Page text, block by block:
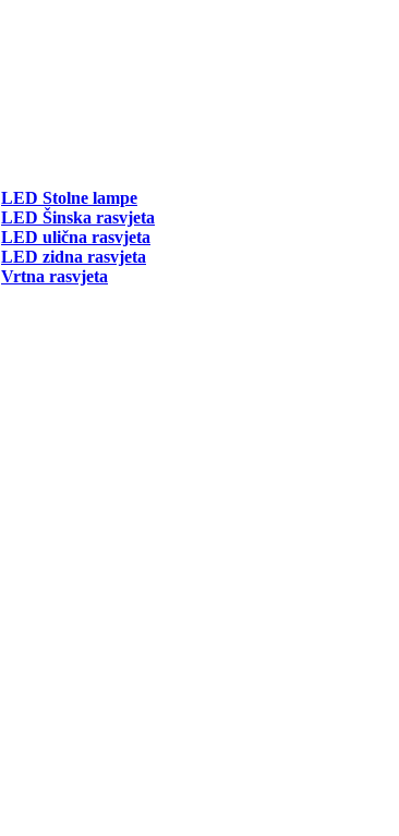
LED Stolne lampe
LED Šinska rasvjeta
LED ulična rasvjeta
LED zidna rasvjeta
Vrtna rasvjeta